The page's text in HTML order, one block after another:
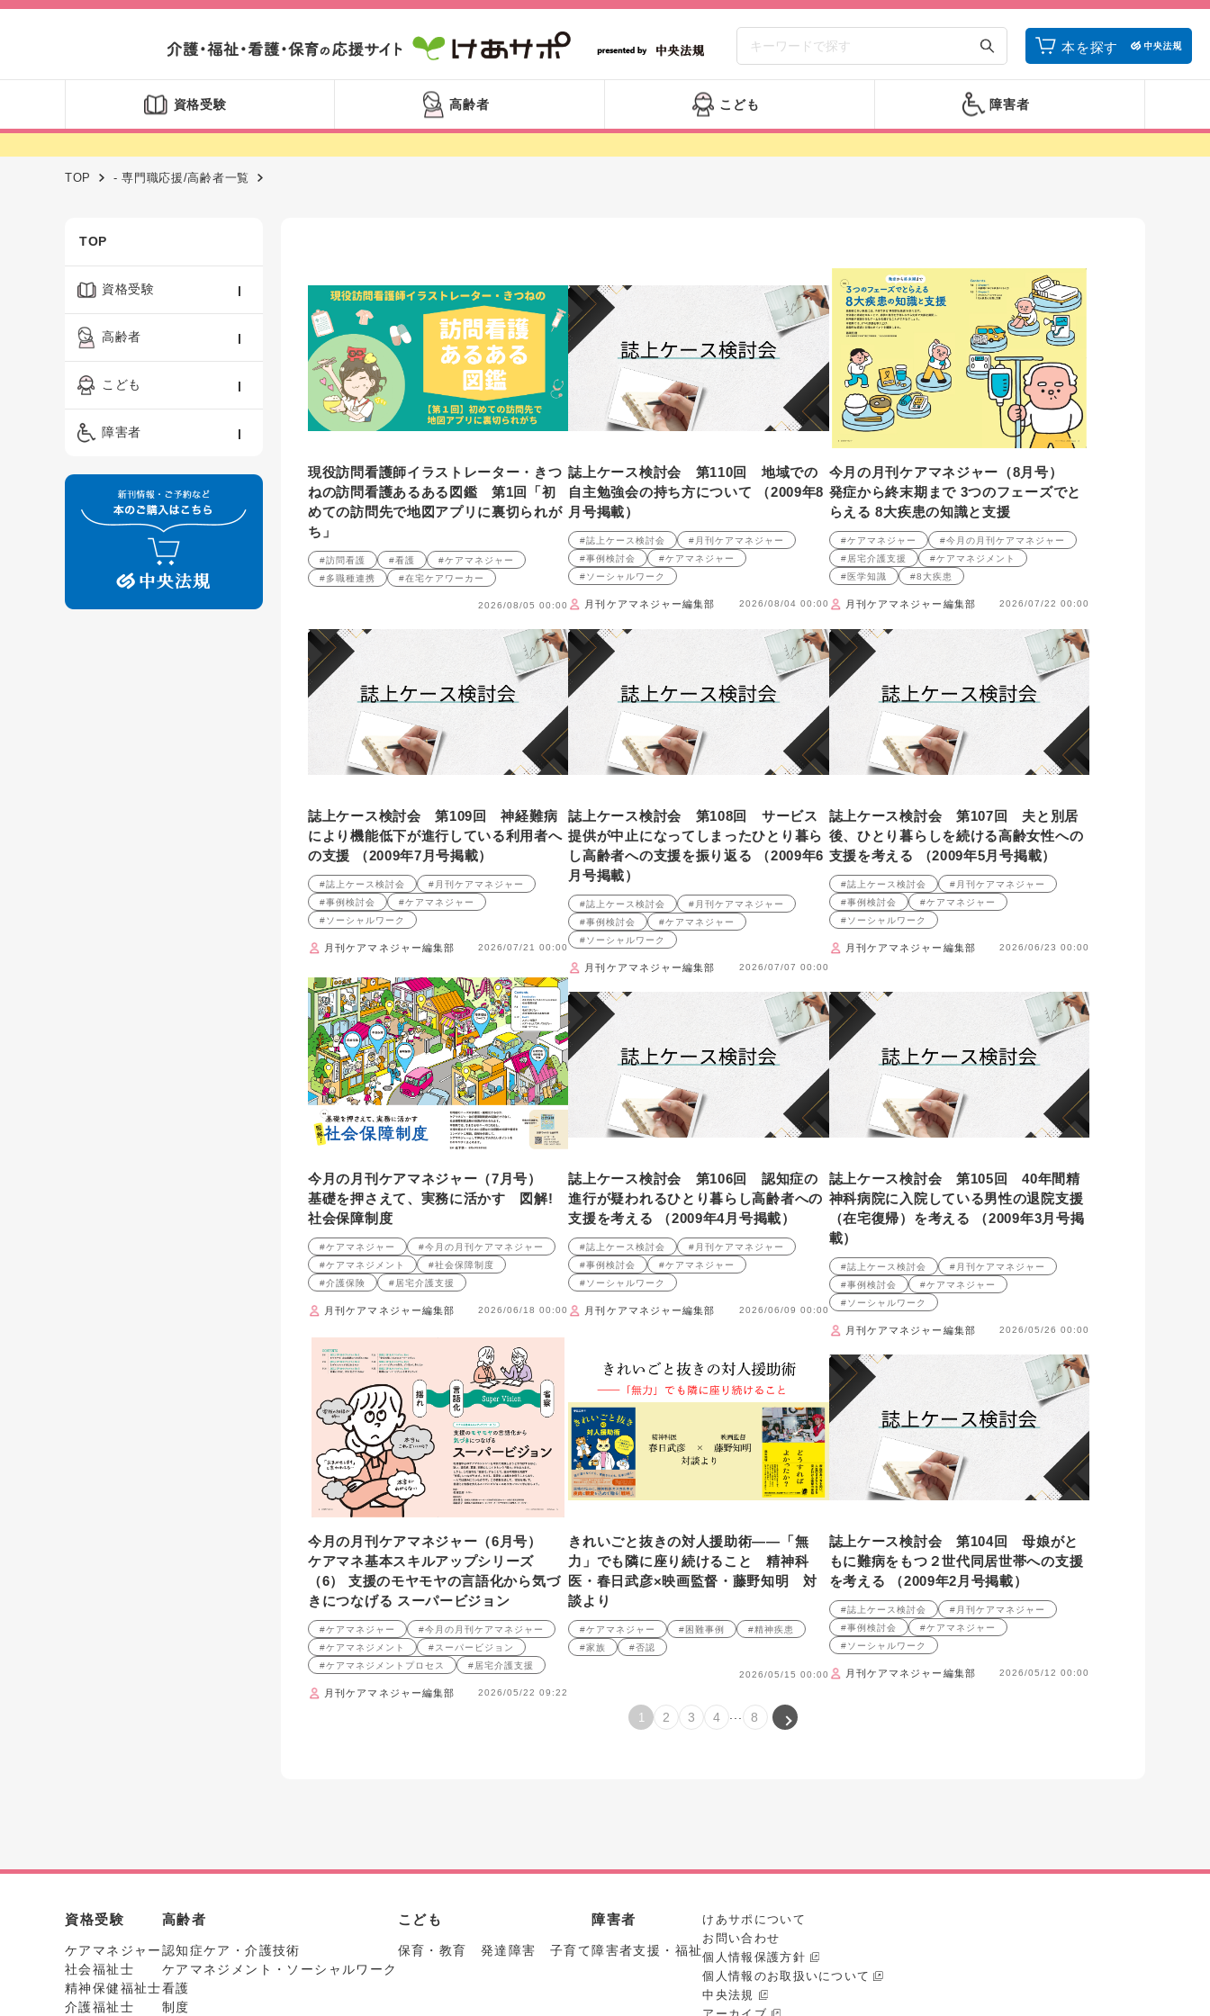
本を探す
資格受験 高齢者 こども 障害者
TOP - 専門職応援/高齢者一覧
TOP
資格受験
ケアマネジャー
精神保健福祉士
保育士
高齢者
認知症ケア・介護技術
ーシャルワーク
看護
制度
こども
保育・教育／発達障害
障害者
障害者支援・福祉
現役訪問看護師イラストレーター・きつ
ねの訪問看護あるある図鑑 第1回「初
めての訪問先で地図アプリに裏切られが
ち」
#訪問看護 #看護
#ケアマネジャー
#多職種連携
#在宅ケアワーカー
2026/08/05 00:00
誌上ケース検討会 第110回 地域での
自主勉強会の持ち方について （2009年8
月号掲載）
#誌上ケース検討会
#月刊ケアマネジャー
#事例検討会
#ケアマネジャー
#ソーシャルワーク
月刊ケアマネジャー編集部 2026/08/04 00:00
今月の月刊ケアマネジャー（8月号）
発症から終末期まで 3つのフェーズでと
らえる 8大疾患の知識と支援
#ケアマネジャー
#今月の月刊ケアマネジャー
#居宅介護支援
#ケアマネジメント
#医学知識
#8大疾患
月刊ケアマネジャー編集部 2026/07/22 00:00
誌上ケース検討会 第109回 神経難病
により機能低下が進行している利用者へ
の支援 （2009年7月号掲載）
#誌上ケース検討会
#月刊ケアマネジャー
#事例検討会
#ケアマネジャー
#ソーシャルワーク
月刊ケアマネジャー編集部 2026/07/21 00:00
誌上ケース検討会 第108回 サービス
提供が中止になってしまったひとり暮ら
し高齢者への支援を振り返る （2009年6
月号掲載）
#誌上ケース検討会
#月刊ケアマネジャー
#事例検討会
#ケアマネジャー
#ソーシャルワーク
月刊ケアマネジャー編集部 2026/07/07 00:00
誌上ケース検討会 第107回 夫と別居
後、ひとり暮らしを続ける高齢女性への
支援を考える （2009年5月号掲載）
#誌上ケース検討会
#月刊ケアマネジャー
#事例検討会
#ケアマネジャー
#ソーシャルワーク
月刊ケアマネジャー編集部 2026/06/23 00:00
今月の月刊ケアマネジャー（7月号）
基礎を押さえて、実務に活かす 図解!
社会保障制度
#ケアマネジャー
#今月の月刊ケアマネジャー
#ケアマネジメント
#社会保障制度
#介護保険
#居宅介護支援
月刊ケアマネジャー編集部 2026/06/18 00:00
誌上ケース検討会 第106回 認知症の
進行が疑われるひとり暮らし高齢者への
支援を考える （2009年4月号掲載）
#誌上ケース検討会
#月刊ケアマネジャー
#事例検討会
#ケアマネジャー
#ソーシャルワーク
月刊ケアマネジャー編集部 2026/06/09 00:00
誌上ケース検討会 第105回 40年間精
神科病院に入院している男性の退院支援
（在宅復帰）を考える （2009年3月号掲
載）
#誌上ケース検討会
#月刊ケアマネジャー
#事例検討会
#ケアマネジャー
#ソーシャルワーク
月刊ケアマネジャー編集部 2026/05/26 00:00
今月の月刊ケアマネジャー（6月号）
ケアマネ基本スキルアップシリーズ
（6） 支援のモヤモヤの言語化から気づ
きにつなげる スーパービジョン
#ケアマネジャー
#今月の月刊ケアマネジャー
#ケアマネジメント
#スーパービジョン
#ケアマネジメントプロセス
#居宅介護支援
月刊ケアマネジャー編集部 2026/05/22 09:22
きれいごと抜きの対人援助術――「無
力」でも隣に座り続けること 精神科
医・春日武彦×映画監督・藤野知明 対
談より
#ケアマネジャー #困難事例
#精神疾患
#家族
#否認
2026/05/15 00:00
誌上ケース検討会 第104回 母娘がと
もに難病をもつ２世代同居世帯への支援
を考える （2009年2月号掲載）
#誌上ケース検討会
#月刊ケアマネジャー
#事例検討会
#ケアマネジャー
#ソーシャルワーク
月刊ケアマネジャー編集部 2026/05/12 00:00
1 2 3 4 8
資格受験
ケアマネジャー
社会福祉士
精神保健福祉士
介護福祉士
高齢者
認知症ケア・介護技術
ケアマネジメント・ソーシャルワーク
看護
制度
こども
保育・教育 発達障害 子育て
障害者
障害者支援・福祉
けあサポについて
お問い合わせ
個人情報保護方針
個人情報のお取扱いについて
中央法規